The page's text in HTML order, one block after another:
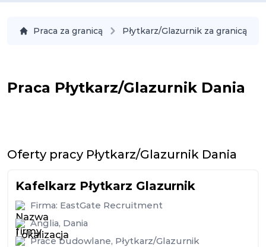
Praca za granicą Płytkarz/Glazurnik za granicą
Praca Płytkarz/Glazurnik Dania
Oferty pracy Płytkarz/Glazurnik Dania
Kafelkarz Płytkarz Glazurnik
Firma: EastGate Recruitment
Anglia, Dania
Prace budowlane, Płytkarz/Glazurnik